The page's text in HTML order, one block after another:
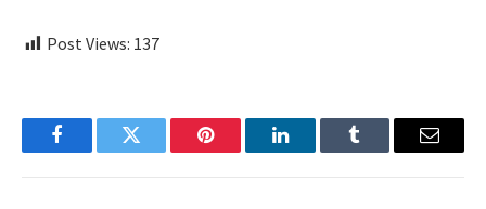
Post Views: 137
FacebookTwitter Pinterest LinkedInTumblr Email